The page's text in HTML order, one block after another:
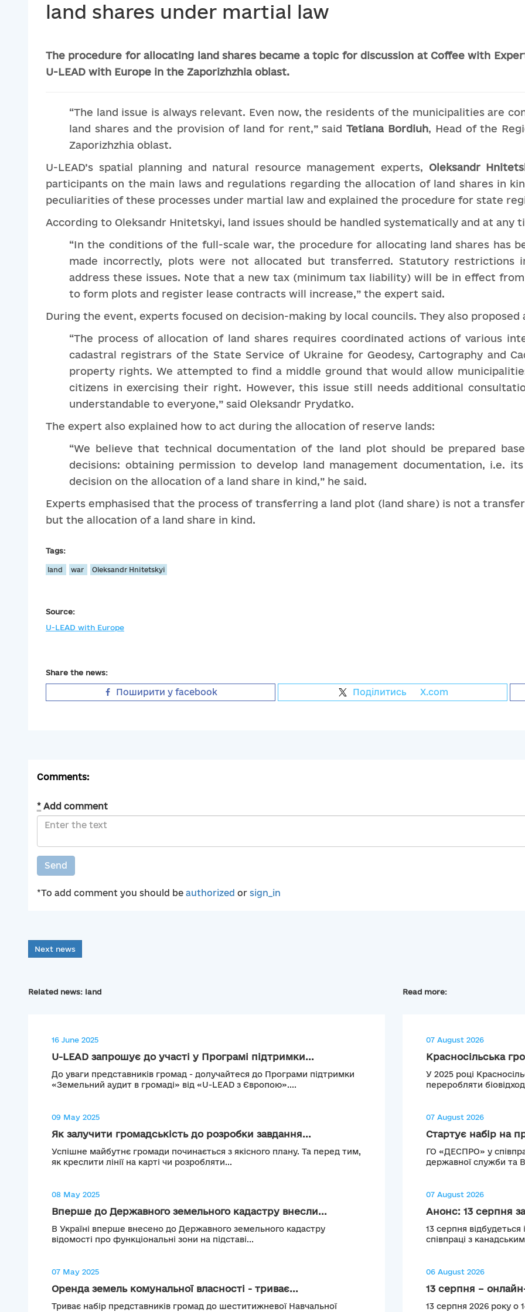
land shares under martial law
The procedure for allocating land shares became a topic for discussion at Coffee with
U-LEAD with Europe in the Zaporizhzhia oblast.
“The land issue is always relevant. Even now, the residents of the municipalities are
land shares and the provision of land for rent,” saidTetiana Bordiuh, Head of the
Zaporizhzhia oblast.
U-LEAD’s spatial planning and natural resource management experts, Oleksandr
participants on the main laws and regulations regarding the allocation of land shares in
peculiarities of these processes under martial law and explained the procedure for state
According to Oleksandr Hnitetskyi, land issues should be handled systematically and at any
“In the conditions of the full-scale war, the procedure for allocating land shares has
made incorrectly, plots were not allocated but transferred. Statutory restrictions
address these issues. Note that a new tax (minimum tax liability) will be in effect
to form plots and register lease contracts will increase,” the expert said.
During the event, experts focused on decision-making by local councils. They also proposed
“The process of allocation of land shares requires coordinated actions of various
cadastral registrars of the State Service of Ukraine for Geodesy, Cartography and
property rights. We attempted to find a middle ground that would allow
citizens in exercising their right. However, this issue still needs additional
understandable to everyone,” said Oleksandr Prydatko.
The expert also explained how to act during the allocation of reserve lands:
“We believe that technical documentation of the land plot should be prepared
decisions: obtaining permission to develop land management documentation, i.e.
decision on the allocation of a land share in kind,” he said.
Experts emphasised that the process of transferring a land plot (land share) is not a
but the allocation of a land share in kind.
Tags:
land war Oleksandr Hnitetskyi
Source:
U-LEAD with Europe
Share the news:
Поширити у facebook Поділитись X.com
Comments:
* Add comment
Send
*To add comment you should be authorized or sign_in
Next news
Related news: land
16 June 2025
U-LEAD запрошує до участі у Програмі підтримки...
До уваги представників громад - долучайтеся до Програми підтримки
«Земельний аудит в громаді» від «U-LEAD з Європою»....
09 May 2025
Як залучити громадськість до розробки завдання...
Успішне майбутнє громади починається з якісного плану. Та перед тим,
як креслити лінії на карті чи розробляти...
08 May 2025
Вперше до Державного земельного кадастру внесли...
В Україні вперше внесено до Державного земельного кадастру
відомості про функціональні зони на підставі...
07 May 2025
Оренда земель комунальної власності - триває...
Триває набір представників громад до шеститижневої Навчальної
Read more:
07 August 2026
Красносільська
У 2025 році
переробляти
07 August 2026
Стартує набір на
ГО «ДЕСПРО» у
державної служби та
07 August 2026
Анонс: 13 серпня
13 серпня
співпраці з
06 August 2026
13 серпня –
13 серпня 2026 року о